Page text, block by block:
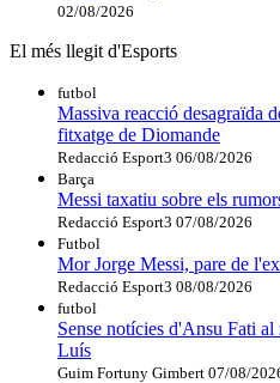
02/08/2026
El més llegit d'Esports
futbol
Massiva reacció desagraïda
fitxatge de Diomande
Redacció Esport3 06/08/2026
Barça
Messi taxatiu sobre els
Redacció Esport3 07/08/2026
Futbol
Mor Jorge Messi, pare de
Redacció Esport3 08/08/2026
futbol
Sense notícies d'Ansu Fati
Luís
Guim Fortuny Gimbert 07/08/